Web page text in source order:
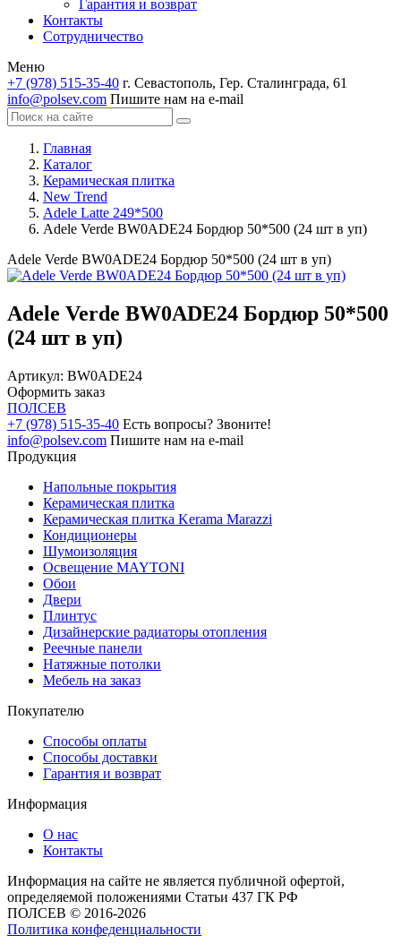
Гарантия и возврат
Контакты
Сотрудничество
Меню
+7 (978) 515-35-40 г. Севастополь, Гер. Сталинграда, 61
info@polsev.com Пишите нам на e-mail
Главная
Каталог
Керамическая плитка
New Trend
Adele Latte 249*500
Adele Verde BW0ADE24 Бордюр 50*500 (24 шт в уп)
Adele Verde BW0ADE24 Бордюр 50*500 (24 шт в уп)
Adele Verde BW0ADE24 Бордюр 50*500
(24 шт в уп)
Артикул: BW0ADE24
Оформить заказ
ПОЛСЕВ
+7 (978) 515-35-40 Есть вопросы? Звоните!
info@polsev.com Пишите нам на e-mail
Продукция
Напольные покрытия
Керамическая плитка
Керамическая плитка Kerama Marazzi
Кондиционеры
Шумоизоляция
Освещение MAYTONI
Обои
Двери
Плинтус
Дизайнерские радиаторы отопления
Реечные панели
Натяжные потолки
Мебель на заказ
Покупателю
Способы оплаты
Способы доставки
Гарантия и возврат
Информация
О нас
Контакты
Информация на сайте не является публичной офертой,
определяемой положениями Статьи 437 ГК РФ
ПОЛСЕВ © 2016-2026
Политика конфеденциальности